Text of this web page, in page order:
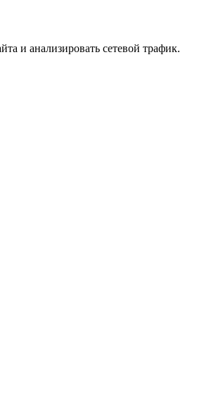
и анализировать сетевой трафик.